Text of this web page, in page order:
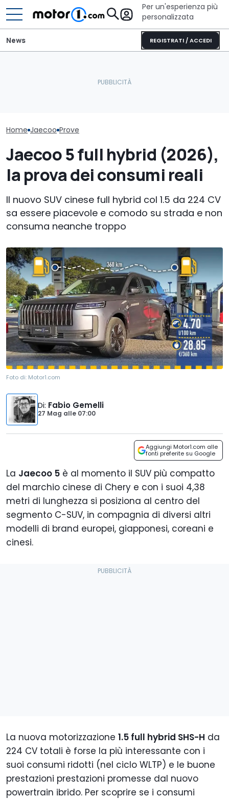
Per un'esperienza più
personalizzata
REGISTRATI / ACCEDI
News
Home Jaecoo Prove
Jaecoo 5 full hybrid (2026),
la prova dei consumi reali
Il nuovo SUV cinese full hybrid col 1.5 da 224 CV
sa essere piacevole e comodo su strada e non
consuma neanche troppo
Foto di: Motor1.com
Di: Fabio Gemelli
27 Mag alle 07:00
Aggiungi Motor1.com alle
fonti preferite su Google
La Jaecoo 5 è al momento il SUV più compatto
del marchio cinese di Chery e con i suoi 4,38
metri di lunghezza si posiziona al centro del
segmento C-SUV, in compagnia di diversi altri
modelli di brand europei, giapponesi, coreani e
cinesi.
La nuova motorizzazione 1.5 full hybrid SHS-H da
224 CV totali è forse la più interessante con i
suoi consumi ridotti (nel ciclo WLTP) e le buone
prestazioni prestazioni promesse dal nuovo
powertrain ibrido. Per scoprire se i consumi